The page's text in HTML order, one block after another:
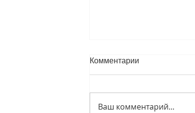
Комментарии
Ваш комментарий...